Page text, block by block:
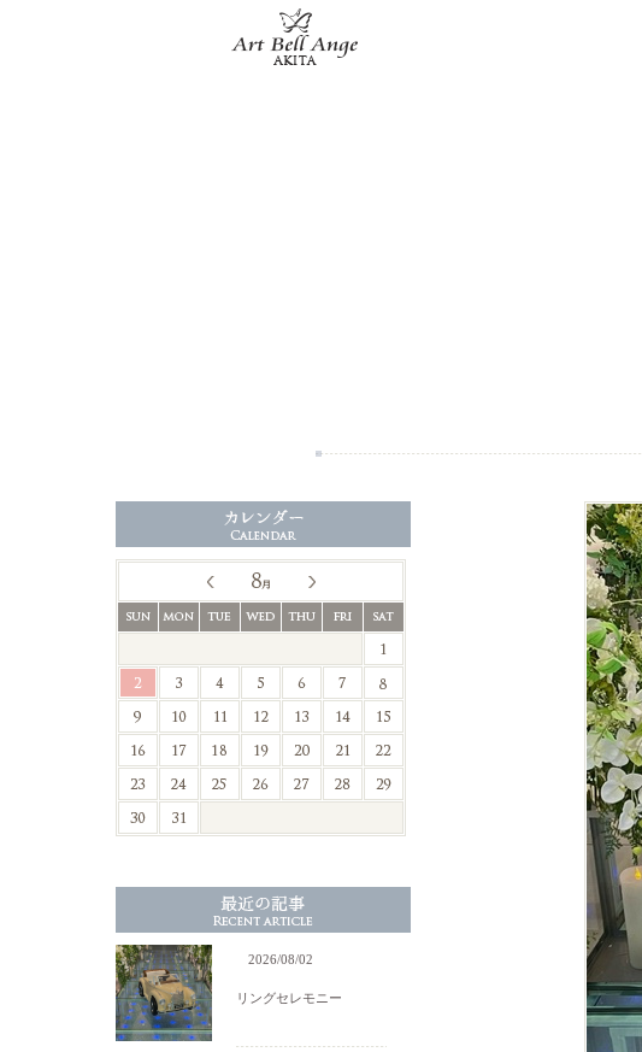
2026/08/02
リングセレモニー